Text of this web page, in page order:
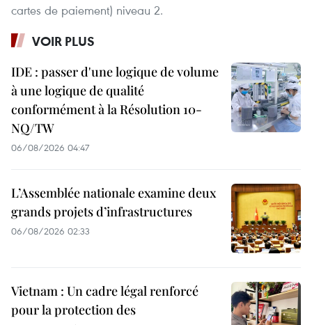
cartes de paiement) niveau 2.
VOIR PLUS
IDE : passer d'une logique de volume
à une logique de qualité
conformément à la Résolution 10-
NQ/TW
06/08/2026 04:47
L’Assemblée nationale examine deux
grands projets d’infrastructures
06/08/2026 02:33
Vietnam : Un cadre légal renforcé
pour la protection des